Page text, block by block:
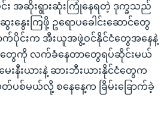
း အဆိုးရွားဆုံးကြုံနေရတဲ့ ဒုက္ခသည်
းနွေးကြဖို့ ဥရောပခေါင်းဆောင်တွေ
ောက်ပိုင်းက အီးယူအဖွဲ့ဝင်နိုင်ငံတွေအနေနဲ့
သူတွေကို လက်ခံနေတာတွေရပ်ဆိုင်းမယ်
ေးနီးယားနဲ့ ဆားဘီးယားနိုင်ငံတွေက
မယ်လို့ စနေနေ့က ခြိမ်းခြောက်ခဲ့